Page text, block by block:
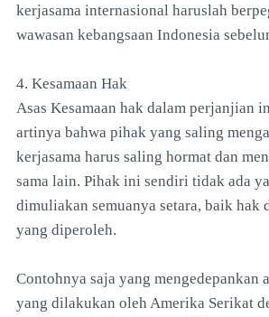
kerjasama internasional haruslah
wawasan kebangsaan Indonesia
4. Kesamaan Hak
Asas Kesamaan hak dalam perjanjian
artinya bahwa pihak yang saling
kerjasama harus saling hormat dan
sama lain. Pihak ini sendiri tidak ada
dimuliakan semuanya setara, baik hak
yang diperoleh.
Contohnya saja yang mengedepankan
yang dilakukan oleh Amerika Serikat